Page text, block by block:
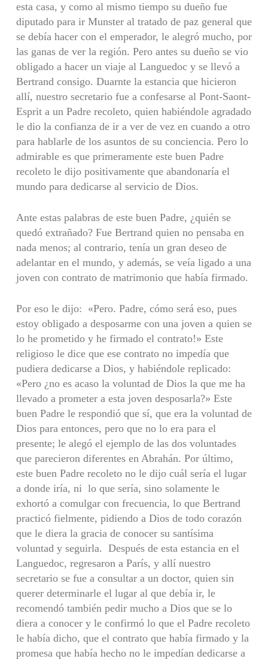
esta casa, y como al mismo tiempo su dueño fue
diputado para ir Munster al tratado de paz general que
se debía hacer con el emperador, le alegró mucho, por
las ganas de ver la región. Pero antes su dueño se vio
obligado a hacer un viaje al Languedoc y se llevó a
Bertrand consigo. Duarnte la estancia que hicieron
allí, nuestro secretario fue a confesarse al Pont-Saont-
Esprit a un Padre recoleto, quien habiéndole agradado
le dio la confianza de ir a ver de vez en cuando a otro
para hablarle de los asuntos de su conciencia. Pero lo
admirable es que primeramente este buen Padre
recoleto le dijo positivamente que abandonaría el
mundo para dedicarse al servicio de Dios.
Ante estas palabras de este buen Padre, ¿quién se
quedó extrañado? Fue Bertrand quien no pensaba en
nada menos; al contrario, tenía un gran deseo de
adelantar en el mundo, y además, se veía ligado a una
joven con contrato de matrimonio que había firmado.
Por eso le dijo: «Pero. Padre, cómo será eso, pues
estoy obligado a desposarme con una joven a quien se
lo he prometido y he firmado el contrato!» Este
religioso le dice que ese contrato no impedía que
pudiera dedicarse a Dios, y habiéndole replicado:
«Pero ¿no es acaso la voluntad de Dios la que me ha
llevado a prometer a esta joven desposarla?» Este
buen Padre le respondió que sí, que era la voluntad de
Dios para entonces, pero que no lo era para el
presente; le alegó el ejemplo de las dos voluntades
que parecieron diferentes en Abrahán. Por último,
este buen Padre recoleto no le dijo cuál sería el lugar
a donde iría, ni lo que sería, sino solamente le
exhortó a comulgar con frecuencia, lo que Bertrand
practicó fielmente, pidiendo a Dios de todo corazón
que le diera la gracia de conocer su santísima
voluntad y seguirla. Después de esta estancia en el
Languedoc, regresaron a París, y allí nuestro
secretario se fue a consultar a un doctor, quien sin
querer determinarle el lugar al que debía ir, le
recomendó también pedir mucho a Dios que se lo
diera a conocer y le confirmó lo que el Padre recoleto
le había dicho, que el contrato que había firmado y la
promesa que había hecho no le impedían dedicarse a